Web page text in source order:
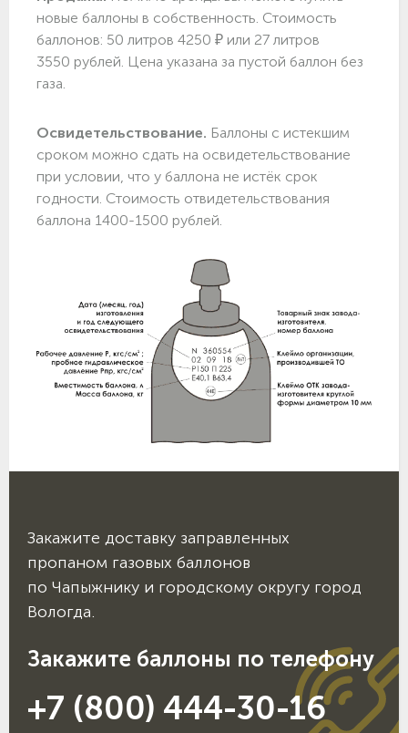
новые баллоны в собственность. Стоимость
баллонов: 50 литров 4250 ₽ или 27 литров
3550 рублей. Цена указана за пустой баллон без
газа.
Освидетельствование. Баллоны с истекшим
сроком можно сдать на освидетельствование
при условии, что у баллона не истёк срок
годности. Стоимость отвидетельствования
баллона 1400-1500 рублей.
Закажите доставку заправленных
пропаном газовых баллонов
по Чапыжнику и городскому округу город
Вологда.
Закажите баллоны по телефону
+7 (800) 444-30-16